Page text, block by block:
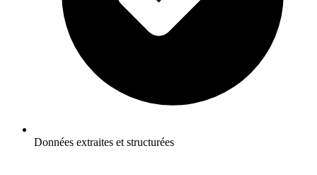
Données extraites et structurées